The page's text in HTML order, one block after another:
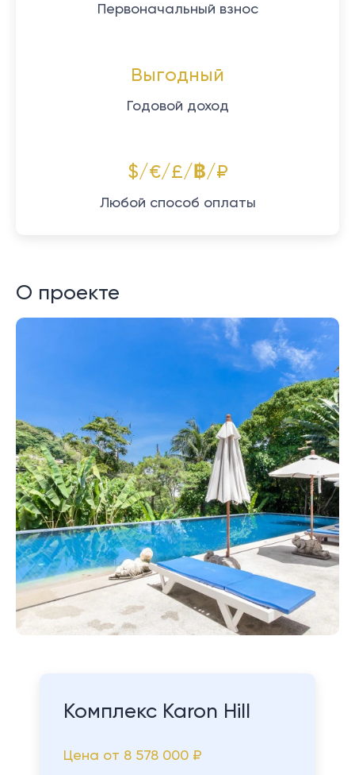
Первоначальный взнос
Выгодный
Годовой доход
$/€/£/฿/₽
Любой способ оплаты
О проекте
Комплекс Karon Hill
Цена от 8 578 000 ₽